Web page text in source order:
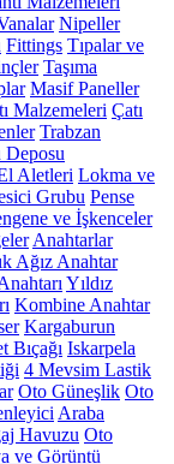
Nipeller
Fittings Tıpalar ve
Taşıma
Masif Paneller
Malzemeleri Çatı
Trabzan
Deposu
Aletleri Lokma ve
Grubu Pense
ve İşkenceler
Anahtarlar
Ağız Anahtar
Yıldız
Kombine Anahtar
Kargaburun
Bıçağı Iskarpela
4 Mevsim Lastik
Oto Güneşlik Oto
Araba
Havuzu Oto
ve Görüntü